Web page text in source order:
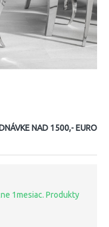
NAD 1500,- EURO
1mesiac. Produkty